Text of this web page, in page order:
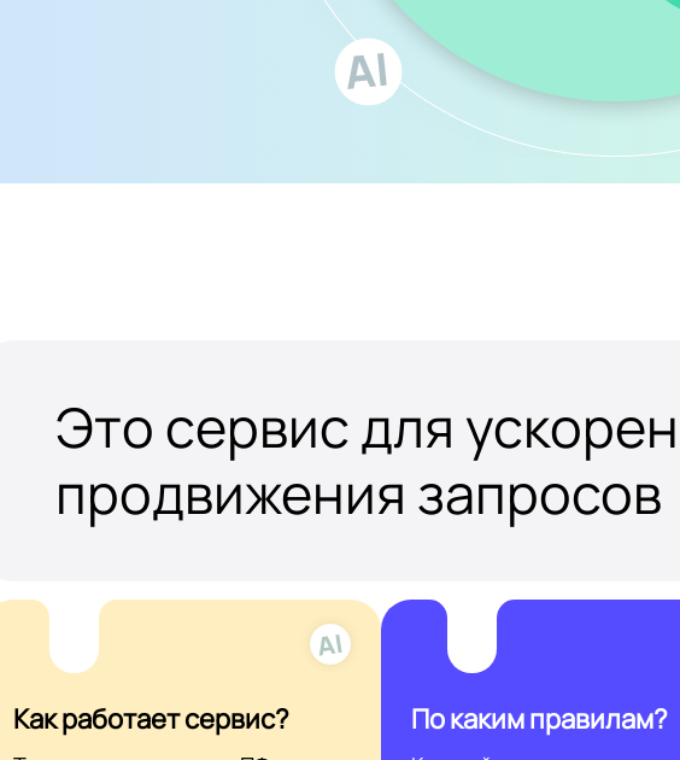
Это сервис для
продвижения запросов
Как работает сервис? По каким правилам?